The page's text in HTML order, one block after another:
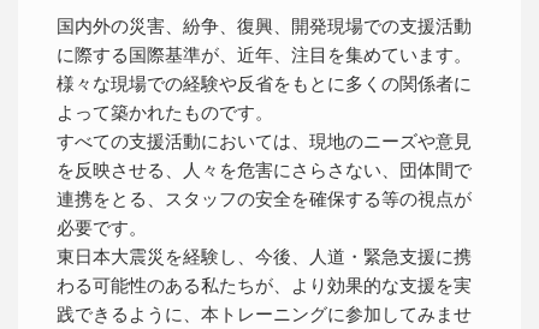
国内外の災害、紛争、復興、開発現場での支援活動
に際する国際基準が、近年、注目を集めています。
様々な現場での経験や反省をもとに多くの関係者に
よって築かれたものです。
すべての支援活動においては、現地のニーズや意見
を反映させる、人々を危害にさらさない、団体間で
連携をとる、スタッフの安全を確保する等の視点が
必要です。
東日本大震災を経験し、今後、人道・緊急支援に携
わる可能性のある私たちが、より効果的な支援を実
践できるように、本トレーニングに参加してみませ